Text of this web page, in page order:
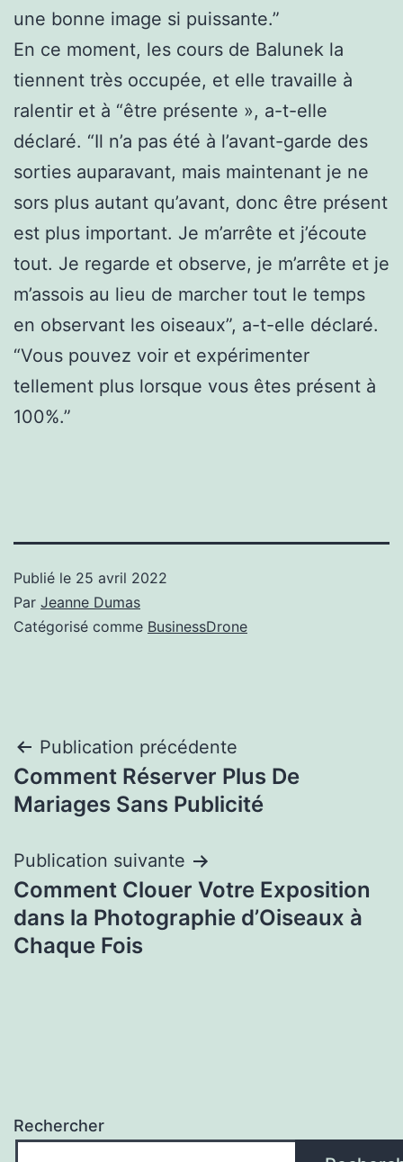
une bonne image si puissante.”
En ce moment, les cours de Balunek la
tiennent très occupée, et elle travaille à
ralentir et à “être présente », a-t-elle
déclaré. “Il n’a pas été à l’avant-garde des
sorties auparavant, mais maintenant je ne
sors plus autant qu’avant, donc être présent
est plus important. Je m’arrête et j’écoute
tout. Je regarde et observe, je m’arrête et je
m’assois au lieu de marcher tout le temps
en observant les oiseaux”, a-t-elle déclaré.
“Vous pouvez voir et expérimenter
tellement plus lorsque vous êtes présent à
100%.”
Publié le 25 avril 2022
Par Jeanne Dumas
Catégorisé comme BusinessDrone
Navigation
de
Publication précédente
Comment Réserver Plus De
Mariages Sans Publicité
Publication suivante
Comment Clouer Votre Exposition
dans la Photographie d’Oiseaux à
Chaque Fois
Rechercher